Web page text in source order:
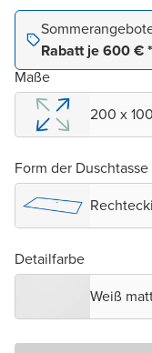
Rabatt je 600 € *
Maße
200 x
Form der Duschtasse
Detailfarbe
Weiß